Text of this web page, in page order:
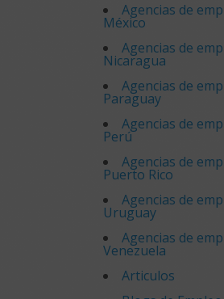
Agencias de
México
Agencias de
Nicaragua
Agencias de
Paraguay
Agencias de
Perú
Agencias de
Puerto Rico
Agencias de
Uruguay
Agencias de
Venezuela
Articulos